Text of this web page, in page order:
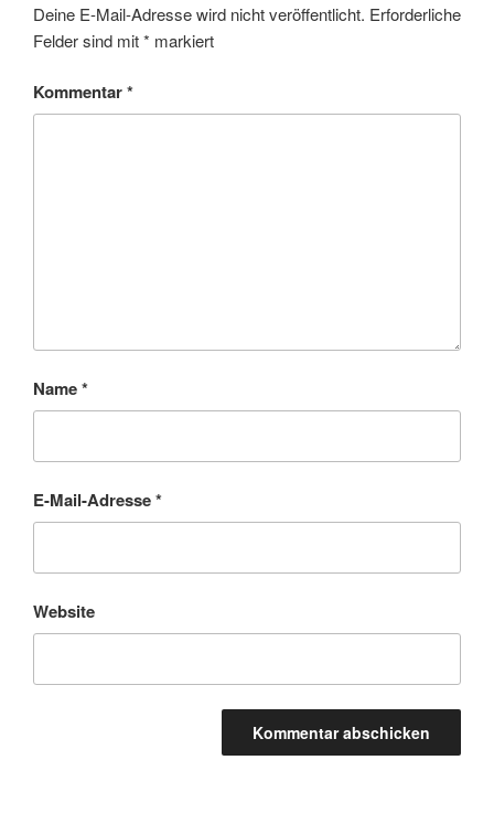
Deine E-Mail-Adresse wird nicht veröffentlicht. Erforderliche
Felder sind mit* markiert
Kommentar*
Name*
E-Mail-Adresse*
Website